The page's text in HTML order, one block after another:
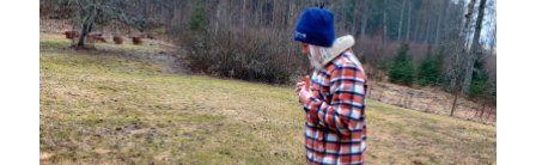
Heart of Hope(39)
Heart Paal(216)
Idun(140)
Källhults Spotless(163)
Min Träning(220)
Ninlil(34)